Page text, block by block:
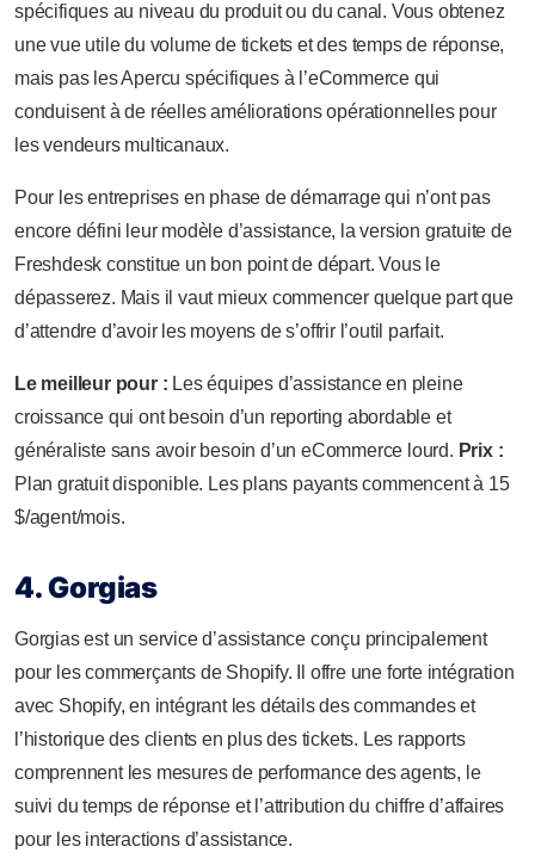
spécifiques au niveau du produit ou du canal. Vous obtenez
une vue utile du volume de tickets et des temps de réponse,
mais pas les Apercu spécifiques à l’eCommerce qui
conduisent à de réelles améliorations opérationnelles pour
les vendeurs multicanaux.
Pour les entreprises en phase de démarrage qui n’ont pas
encore défini leur modèle d’assistance, la version gratuite de
Freshdesk constitue un bon point de départ. Vous le
dépasserez. Mais il vaut mieux commencer quelque part que
d’attendre d’avoir les moyens de s’offrir l’outil parfait.
Le meilleur pour : Les équipes d’assistance en pleine
croissance qui ont besoin d’un reporting abordable et
généraliste sans avoir besoin d’un eCommerce lourd. Prix :
Plan gratuit disponible. Les plans payants commencent à 15
$/agent/mois.
4. Gorgias
Gorgias est un service d’assistance conçu principalement
pour les commerçants de Shopify. Il offre une forte intégration
avec Shopify, en intégrant les détails des commandes et
l’historique des clients en plus des tickets. Les rapports
comprennent les mesures de performance des agents, le
suivi du temps de réponse et l’attribution du chiffre d’affaires
pour les interactions d’assistance.